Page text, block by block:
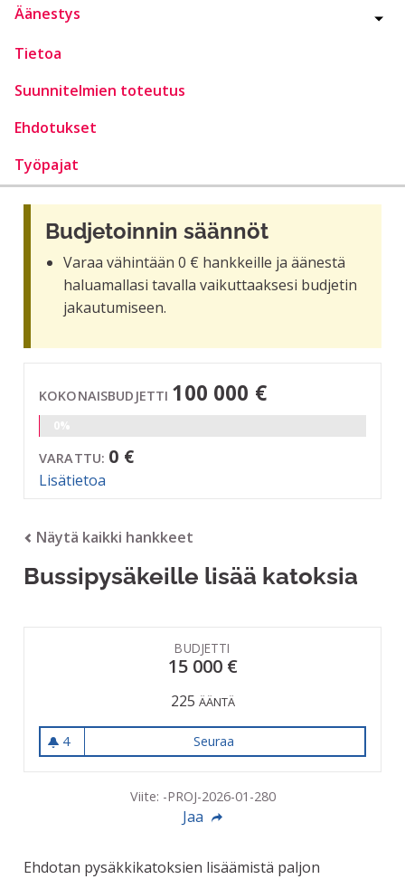
Äänestys
Tietoa
Suunnitelmien toteutus
Ehdotukset
Työpajat
Budjetoinnin säännöt
Varaa vähintään 0 € hankkeille ja äänestä
haluamallasi tavalla vaikuttaaksesi budjetin
jakautumiseen.
KOKONAISBUDJETTI 100 000 €
VARATTU: 0 €
Lisätietoa
Näytä kaikki hankkeet
Bussipysäkeille lisää katoksia
BUDJETTI
15 000 €
225 ÄÄNTÄ
4
4 seuraajaa
Seuraa
Viite: -PROJ-2026-01-280
Jaa
Ehdotan pysäkkikatoksien lisäämistä paljon